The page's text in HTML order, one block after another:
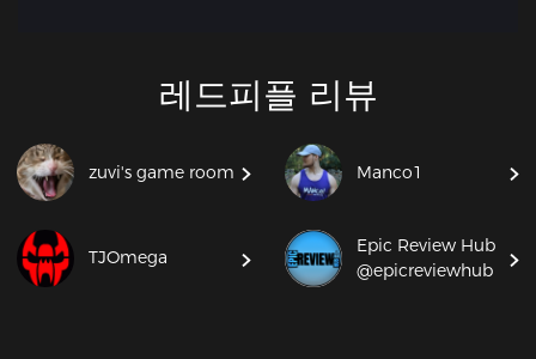
레드피플 리뷰
zuvi's game room Manco1
TJOmega
Epic Review Hub
@epicreviewhub